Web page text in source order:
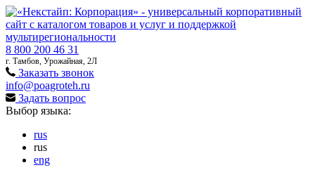
8 800 200 46 31
г. Тамбов, Урожайная, 2Л
Заказать звонок
info@poagroteh.ru
Задать вопрос
Выбор языка:
rus
rus
eng